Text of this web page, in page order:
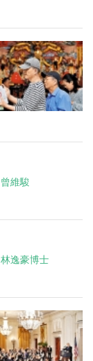
曾維駿
林逸豪博士